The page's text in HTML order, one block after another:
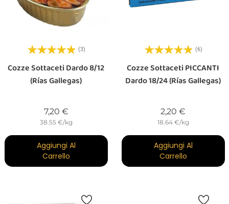
(3)
Cozze Sottaceti Dardo 8/12
(Rías Gallegas)
7,20 €Prezzo
38.55 €/kg
Aggiungi Al
Carrello
(6)
Cozze Sottaceti PICCANTI
Dardo 18/24 (Rías Gallegas)
2,20 €
18.64 €/kg
Aggiungi Al
Carrello